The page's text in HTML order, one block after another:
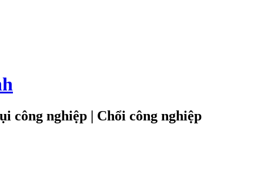
công nghiệp | Chổi công nghiệp